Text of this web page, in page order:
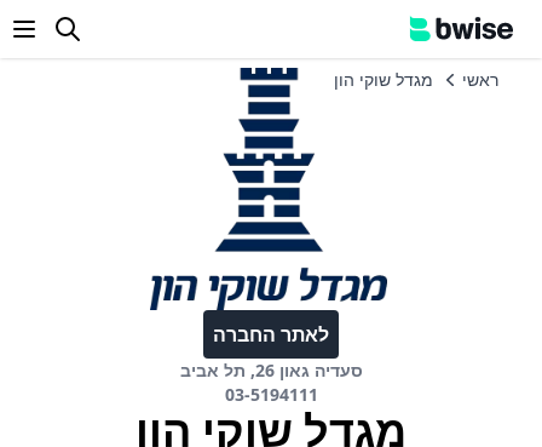
ראשי מגדל שוקי הון
לאתר החברה
סעדיה גאון 26, תל אביב
03-5194111
מגדל שוקי הון